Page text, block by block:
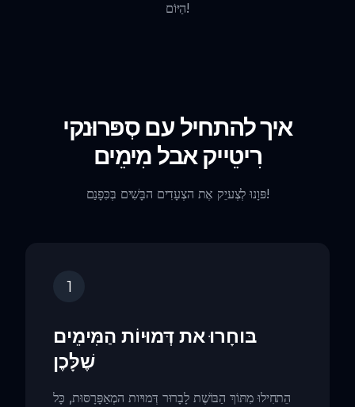
הַיּוֹם!
איך להתחיל עם סְפּרוּנקי
רִיטֵייק אבל מִימֵים
פּוָנוּ לְצְעיֵק אֶת הצְעָדִים הבָּשִׁים בְּכִּפָנַם!
1
בּוחָרוּ את דְּמוּיוֹת הַמִּימֵים
שֶׁלָּכֶן
הֵתחִילוּ מִתּוֹךְ הַבּוֹשֶׁת לָבָרוּר דְּמוּיות המְאַפָּרָסּוּת, כָּל